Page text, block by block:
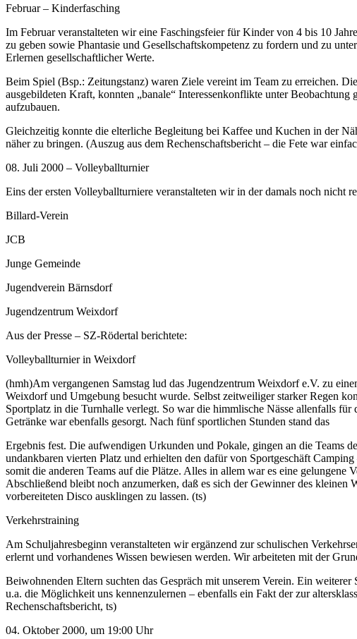
Februar – Kinderfasching
Im Februar veranstalteten wir eine Faschingsfeier für Kinder von 4 bis 10
zu geben sowie Phantasie und Gesellschaftskompetenz zu fordern und zu
Erlernen gesellschaftlicher Werte.
Beim Spiel (Bsp.: Zeitungstanz) waren Ziele vereint im Team zu erreichen.
ausgebildeten Kraft, konnten „banale“ Interessenkonflikte unter
aufzubauen.
Gleichzeitig konnte die elterliche Begleitung bei Kaffee und Kuchen in der
näher zu bringen. (Auszug aus dem Rechenschaftsbericht – die Fete war
08. Juli 2000 – Volleyballturnier
Eins der ersten Volleyballturniere veranstalteten wir in der damals noch
Billard-Verein
JCB
Junge Gemeinde
Jugendverein Bärnsdorf
Jugendzentrum Weixdorf
Aus der Presse – SZ-Rödertal berichtete:
Volleyballturnier in Weixdorf
(hmh)Am vergangenen Samstag lud das Jugendzentrum Weixdorf e.V. zu
Weixdorf und Umgebung besucht wurde. Selbst zeitweiliger starker Regen
Sportplatz in die Turnhalle verlegt. So war die himmlische Nässe allenfalls
Getränke war ebenfalls gesorgt. Nach fünf sportlichen Stunden stand das
Ergebnis fest. Die aufwendigen Urkunden und Pokale, gingen an die Teams
undankbaren vierten Platz und erhielten den dafür von Sportgeschäft
somit die anderen Teams auf die Plätze. Alles in allem war es eine
Abschließend bleibt noch anzumerken, daß es sich der Gewinner des
vorbereiteten Disco ausklingen zu lassen. (ts)
Verkehrstraining
Am Schuljahresbeginn veranstalteten wir ergänzend zur schulischen
erlernt und vorhandenes Wissen bewiesen werden. Wir arbeiteten mit der
Beiwohnenden Eltern suchten das Gespräch mit unserem Verein. Ein
u.a. die Möglichkeit uns kennenzulernen – ebenfalls ein Fakt der zur
Rechenschaftsbericht, ts)
04. Oktober 2000, um 19:00 Uhr